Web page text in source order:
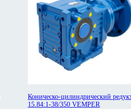
Коническо-цилиндрический
15.84:1-38/350 VEMPER